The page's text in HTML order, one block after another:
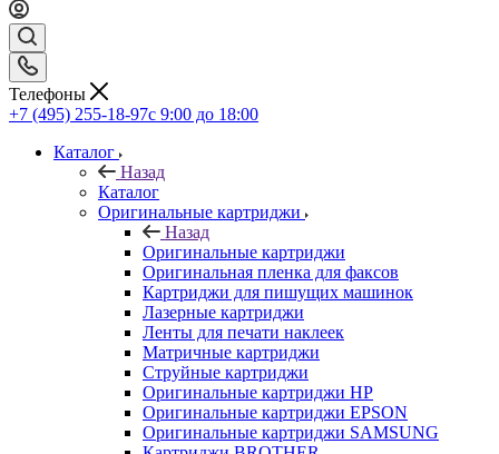
Телефоны
+7 (495) 255-18-97с 9:00 до 18:00
Каталог
Назад
Каталог
Оригинальные картриджи
Назад
Оригинальные картриджи
Оригинальная пленка для факсов
Картриджи для пишущих машинок
Лазерные картриджи
Ленты для печати наклеек
Матричные картриджи
Струйные картриджи
Оригинальные картриджи HP
Оригинальные картриджи EPSON
Оригинальные картриджи SAMSUNG